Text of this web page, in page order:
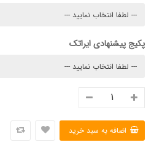
پکیج پیشنهادی ایراتک